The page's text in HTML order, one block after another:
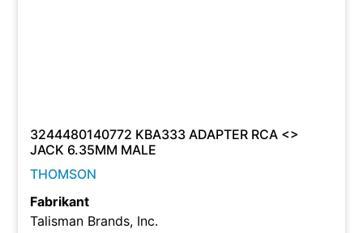
3244480140772 KBA333 ADAPTER RCA <>
JACK 6.35MM MALE
THOMSON
Fabrikant
Talisman Brands, Inc.